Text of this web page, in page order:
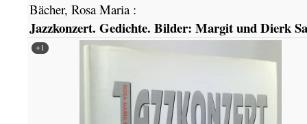
Bächer, Rosa Maria:
Jazzkonzert. Gedichte. Bilder: Margit und Dierk
+1